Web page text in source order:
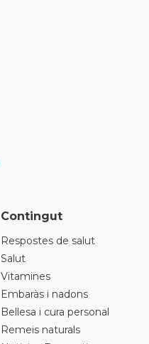
Contingut
Respostes de salut
Salut
Vitamines
Embaràs i nadons
Bellesa i cura personal
Remeis naturals